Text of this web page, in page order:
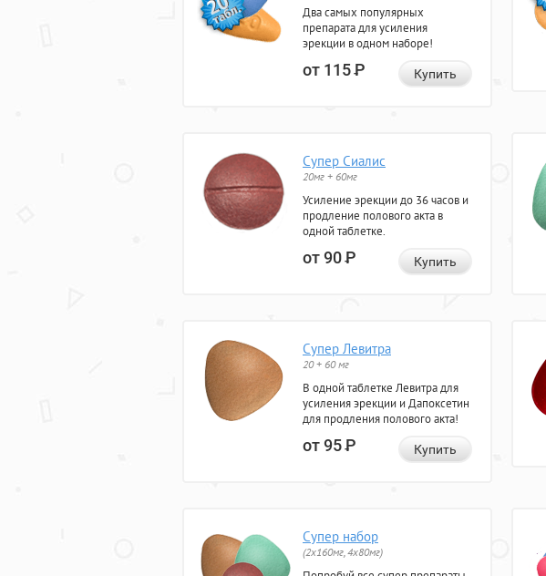
Два самых популярных
препарата для усиления
эрекции в одном наборе!
от 115Р Купить
Супер Сиалис
20мг + 60мг
Усиление эрекции до 36 часов и
продление полового акта в
одной таблетке.
от 90Р Купить
Супер Левитра
20 + 60 мг
В одной таблетке Левитра для
усиления эрекции и Дапоксетин
для продления полового акта!
от 95Р Купить
Супер набор
(2х160мг, 4х80мг)